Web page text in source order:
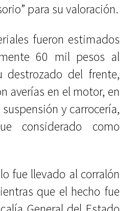
para su valoración.
fueron estimados
60 mil pesos al
destrozado del frente,
averías en el motor, en
y carrocería,
considerado como
fue llevado al corralón
que el hecho fue